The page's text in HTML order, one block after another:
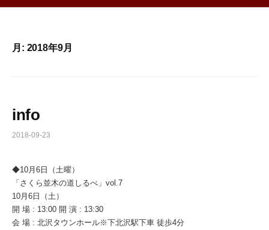
プ
月: 2018年9月
info
2018-09-23
◆10月6日（土曜）
「さくら並木の道しるべ」vol.7
10月6日（土）
開 場 : 13:00 開 演 : 13:30
会 場 : 北沢タウンホール※下北沢駅下車 徒歩4分